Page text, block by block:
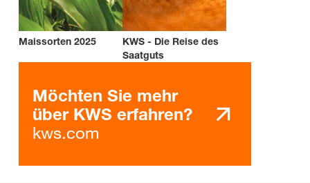
Maissorten 2025
KWS - Die Reise des
Saatguts
Möchten Sie mehr
über KWS erfahren?
kws.com